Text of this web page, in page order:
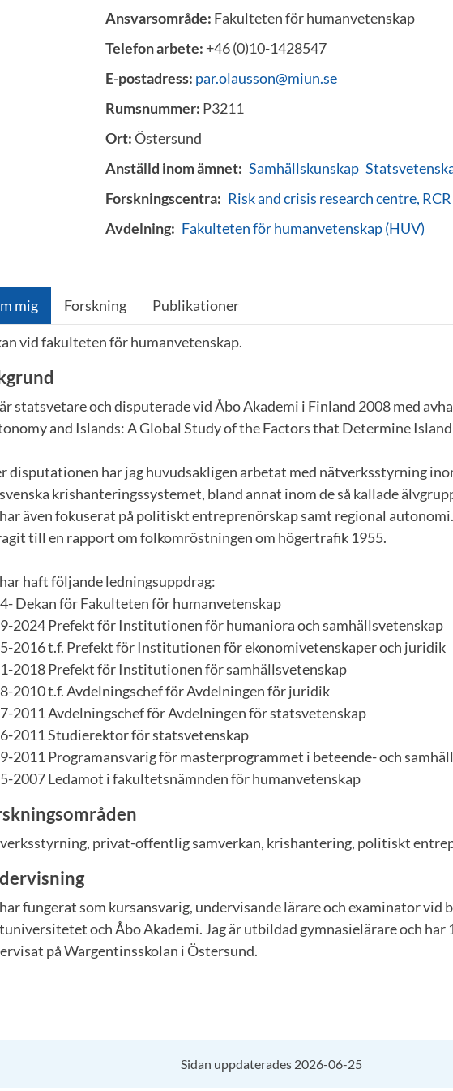
Ansvarsområde: Fakulteten för humanvetenskap
Telefon arbete: +46 (0)10-1428547
E-postadress: par.olausson@miun.se
Rumsnummer: P3211
Ort:Östersund
Anställd inom ämnet: Samhällskunskap
Forskningscentra: Risk and crisis research centre, RCR
Avdelning: Fakulteten för humanvetenskap (HUV)
mig Forskning Publikationer
vid fakulteten för humanvetenskap.
statsvetare och disputerade vid Åbo Akademi i Finland 2008 med
and Islands: A Global Study of the Factors that Determine
disputationen har jag huvudsakligen arbetat med nätverksstyrning
krishanteringssystemet, bland annat inom de så kallade
även fokuserat på politiskt entreprenörskap samt regional
till en rapport om folkomröstningen om högertrafik 1955.
haft följande ledningsuppdrag:
Dekan för Fakulteten för humanvetenskap
2024 Prefekt för Institutionen för humaniora och samhällsvetenskap
2016 t.f. Prefekt för Institutionen för ekonomivetenskaper och juridik
2018 Prefekt för Institutionen för samhällsvetenskap
2010 t.f. Avdelningschef för Avdelningen för juridik
2011 Avdelningschef för Avdelningen för statsvetenskap
2011 Studierektor för statsvetenskap
2011 Programansvarig för masterprogrammet i beteende- och
2007 Ledamot i fakultetsnämnden för humanvetenskap
privat-offentlig samverkan, krishantering, politiskt
fungerat som kursansvarig, undervisande lärare och examinator vid
och Åbo Akademi. Jag är utbildad gymnasielärare och har
på Wargentinsskolan i Östersund.
Sidan uppdaterades 2026-06-25